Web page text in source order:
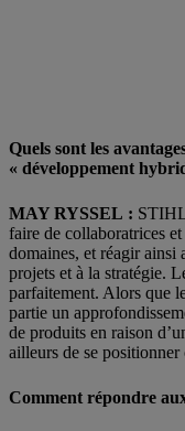
Quels sont les
« développement
MAY RYSSEL :
faire de collaboratrices
domaines, et réagir ainsi
projets et à la stratégie.
parfaitement. Alors que
partie un
de produits en raison
ailleurs de se
Comment répondre